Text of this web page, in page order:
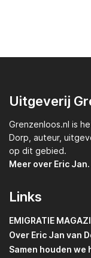
Uitgeverij
Grenzenloos.nl is
Dorp, auteur,
op dit gebied.
Meer over Eric Jan.
Links
EMIGRATIE
Over Eric Jan van
Samen houden we